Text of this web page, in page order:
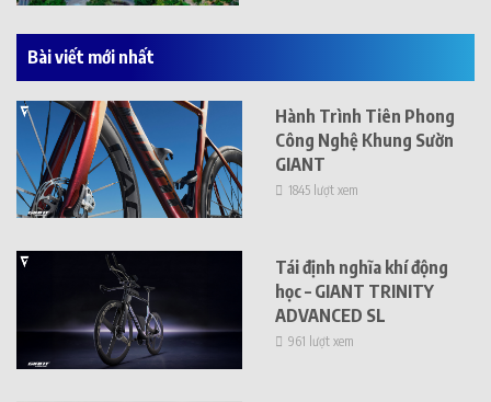
Bài viết mới nhất
Hành Trình Tiên Phong
Công Nghệ Khung Sườn
GIANT
1845 lượt xem
Tái định nghĩa khí động
học – GIANT TRINITY
ADVANCED SL
961 lượt xem